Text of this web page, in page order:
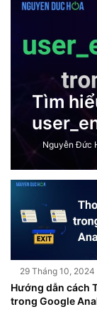
Tìm
Nguyễn Đức
29 Tháng 10, 2024
Hướng dẫn cách
trong Google